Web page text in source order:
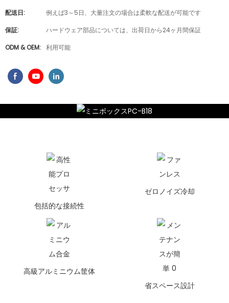
配送日:
例えば3～5日、大量注文の場合は柔軟な配送が可能です
保証:
ハードウェア部品については、出荷日から24ヶ月間保証
ODM & OEM: 利用可能
包括的な接続性
ゼロノイズ冷却
高級アルミニウム筐体
省スペース設計